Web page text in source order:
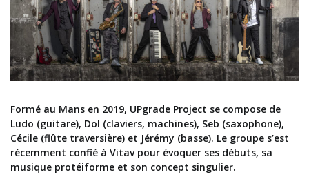
Formé au Mans en 2019, UPgrade Project se compose de
Ludo (guitare), Dol (claviers, machines), Seb (saxophone),
Cécile (flûte traversière) et Jérémy (basse). Le groupe s’est
récemment confié à Vitav pour évoquer ses débuts, sa
musique protéiforme et son concept singulier.